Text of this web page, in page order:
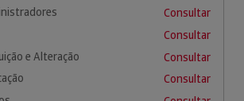
Consultar
Consultar
e Alteração
Consultar
Consultar